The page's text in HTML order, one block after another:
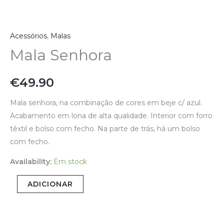
Acessórios, Malas
Mala Senhora
€49.90
Mala senhora, na combinação de cores em beje c/ azul.
Acabamento em lona de alta qualidade. Interior com forro
têxtil e bolso com fecho. Na parte de trás, há um bolso
com fecho.
Availability: Em stock
Quantidade
de
ADICIONAR